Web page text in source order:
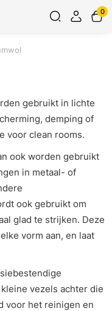
0
gebruikt in lichte
demping of
voor clean rooms.
ook worden gebruikt
in metaal- of
ook gebruikt om
glad te strijken. Deze
vorm aan, en laat
vezels achter die
voor het reinigen en